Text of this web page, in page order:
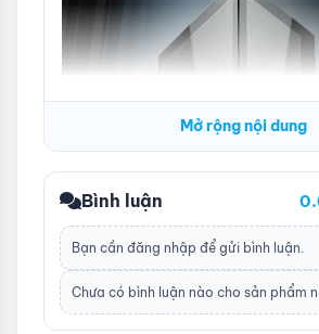
Mở rộng nội dung
Bình luận
Bạn cần đăng nhập để gửi bình luận.
Chưa có bình luận nào cho sản phẩm